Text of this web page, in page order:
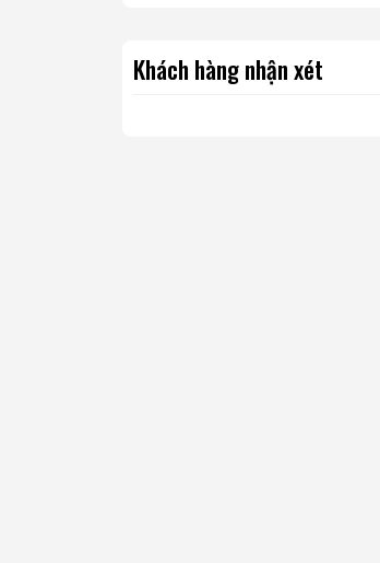
Khách hàng nhận xét